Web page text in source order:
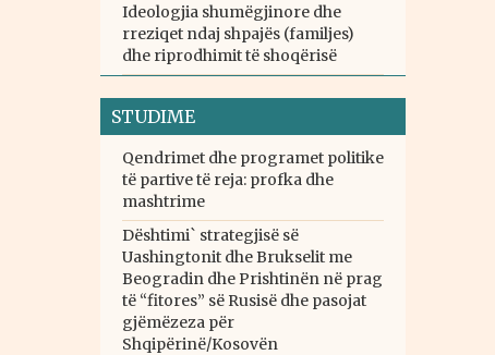
Ideologjia shumëgjinore dhe
rreziqet ndaj shpajës (familjes)
dhe riprodhimit të shoqërisë
STUDIME
Qendrimet dhe programet politike
të partive të reja: profka dhe
mashtrime
Dështimi` strategjisë së
Uashingtonit dhe Brukselit me
Beogradin dhe Prishtinën në prag
të “fitores” së Rusisë dhe pasojat
gjëmëzeza për
Shqipërinë/Kosovën